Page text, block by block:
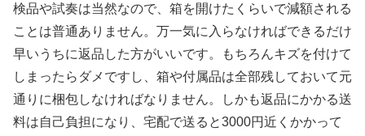
検品や試奏は当然なので、箱を開けたくらいで減額される
ことは普通ありません。万一気に入らなければできるだけ
早いうちに返品した方がいいです。もちろんキズを付けて
しまったらダメですし、箱や付属品は全部残しておいて元
通りに梱包しなければなりません。しかも返品にかかる送
料は自己負担になり、宅配で送ると3000円近くかかって